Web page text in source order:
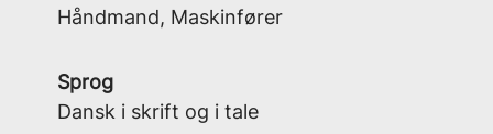
Håndmand, Maskinfører
Sprog
Dansk i skrift og i tale